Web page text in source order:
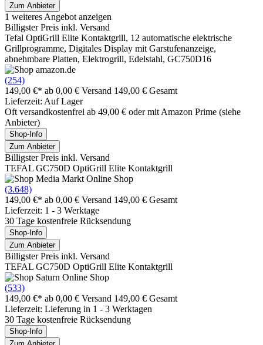
Zum Anbieter
1 weiteres Angebot anzeigen
Billigster Preis inkl. Versand
Tefal OptiGrill Elite Kontaktgrill, 12 automatische elektrische
Grillprogramme, Digitales Display mit Garstufenanzeige,
abnehmbare Platten, Elektrogrill, Edelstahl, GC750D16
(254)
149,00 €* ab 0,00 € Versand 149,00 € Gesamt
Lieferzeit: Auf Lager
Oft versandkostenfrei ab 49,00 € oder mit Amazon Prime (siehe
Anbieter)
Shop-Info
Zum Anbieter
Billigster Preis inkl. Versand
TEFAL GC750D OptiGrill Elite Kontaktgrill
(3.648)
149,00 €* ab 0,00 € Versand 149,00 € Gesamt
Lieferzeit: 1 - 3 Werktage
30 Tage kostenfreie Rücksendung
Shop-Info
Zum Anbieter
Billigster Preis inkl. Versand
TEFAL GC750D OptiGrill Elite Kontaktgrill
(533)
149,00 €* ab 0,00 € Versand 149,00 € Gesamt
Lieferzeit: Lieferung in 1 - 3 Werktagen
30 Tage kostenfreie Rücksendung
Shop-Info